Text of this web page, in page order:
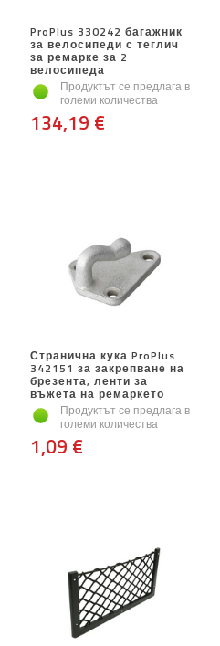
ProPlus 330242 багажник
за велосипеди с теглич
за ремарке за 2
велосипеда
Продуктът се предлага в
големи количества
134,19 €
Странична кука ProPlus
342151 за закрепване на
брезента, ленти за
въжета на ремаркето
Продуктът се предлага в
големи количества
1,09 €